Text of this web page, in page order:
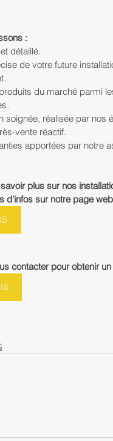
:
détaillé.
de votre future
du marché parmi
soignée, réalisée par nos
vente réactif.
apportées par notre
plus sur nos
d'infos sur notre page
contacter pour obtenir